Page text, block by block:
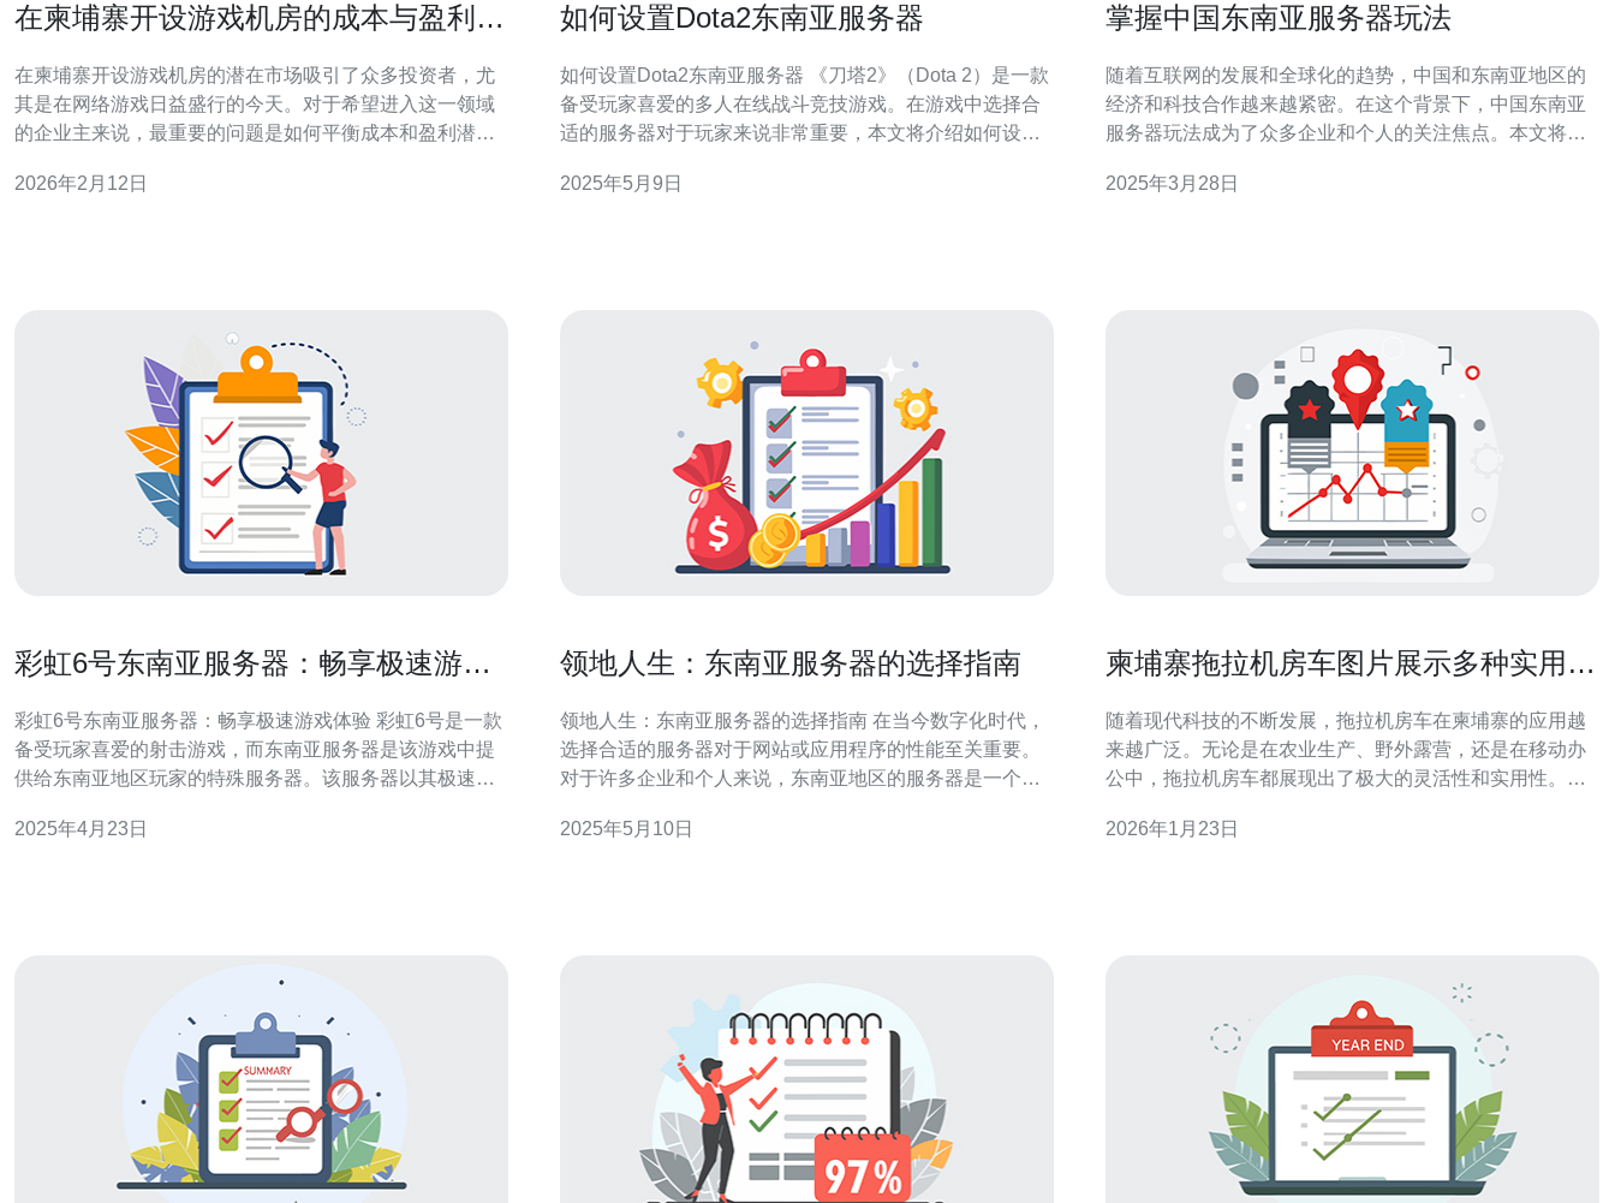
在柬埔寨开设游戏机房的成本与盈利分
在柬埔寨开设游戏机房的潜在市场吸引了众多投资者，尤
其是在网络游戏日益盛行的今天。对于希望进入这一领域
的企业主来说，最重要的问题是如何平衡成本和盈利潜
直接影响游戏机房的成功与否。在这篇文章中，我们将深
2026年2月12日
如何设置Dota2东南亚服务器
如何设置Dota2东南亚服务器 《刀塔2》（Dota 2）是一款
备受玩家喜爱的多人在线战斗竞技游戏。在游戏中选择合
适的服务器对于玩家来说非常重要，本文将介绍如何设置
的设置按钮，进入游戏设置页面。 在游戏设置页面中，找
2025年5月9日
掌握中国东南亚服务器玩法
随着互联网的发展和全球化的趋势，中国和东南亚地区的
经济和科技合作越来越紧密。在这个背景下，中国东南亚
服务器玩法成为了众多企业和个人的关注焦点。本文将介
服务器是互联网世界的基石，它承载着大量的数据和信息
2025年3月28日
彩虹6号东南亚服务器：畅享极速游戏
彩虹6号东南亚服务器：畅享极速游戏体验 彩虹6号是一款
备受玩家喜爱的射击游戏，而东南亚服务器是该游戏中提
供给东南亚地区玩家的特殊服务器。该服务器以其极速的
虹6号东南亚服务器采用了先进的服务器技术，拥有高性能
2025年4月23日
领地人生：东南亚服务器的选择指南
领地人生：东南亚服务器的选择指南 在当今数字化时代，
选择合适的服务器对于网站或应用程序的性能至关重要。
对于许多企业和个人来说，东南亚地区的服务器是一个理
南，帮助您在领地人生中做出明智的决定。 东南亚地区拥
2025年5月10日
柬埔寨拖拉机房车图片展示多种实用场
随着现代科技的不断发展，拖拉机房车在柬埔寨的应用越
来越广泛。无论是在农业生产、野外露营，还是在移动办
公中，拖拉机房车都展现出了极大的灵活性和实用性。本
其在服务器、VPS、主机和域名等技术相关领域的使用价
2026年1月23日